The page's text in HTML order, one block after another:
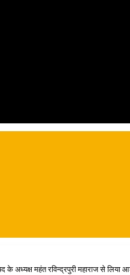
अध्यक्ष महंत रविन्द्रपुरी महाराज से लिया